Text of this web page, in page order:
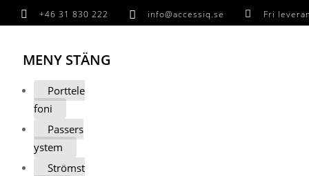
 +46 31 830 222  info@accessiq.se  Fri
MENY STÄNG
Porttele
foni
Passers
ystem
Strömst